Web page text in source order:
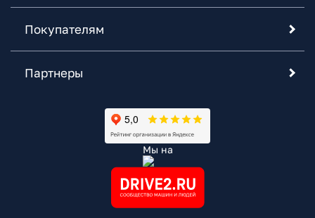
Покупателям
Партнеры
Мы на